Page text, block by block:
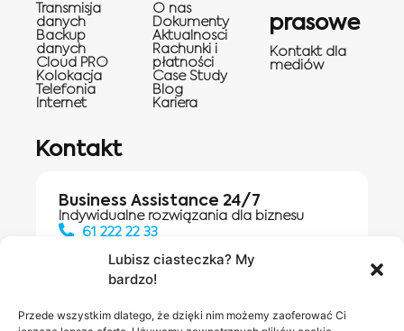
Lubisz ciasteczka? My
bardzo!
Przede wszystkim dlatego, że dzięki nim możemy zaoferować Ci
Transmisja
danych
Backup
danych
Cloud PRO
Kolokacja
Telefonia
Internet
O nas
Dokumenty
Aktualnosci
Rachunki i
płatności
Case Study
Blog
Kariera
prasowe
Kontakt dla
mediów
Kontakt
Business Assistance 24/7
Indywidualne rozwiązania dla biznesu
61 222 22 33